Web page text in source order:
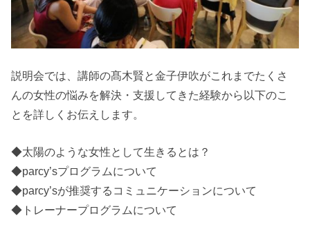
説明会では、講師の髙木賢と金子伊吹がこれまでたくさ
んの女性の悩みを解決・支援してきた経験から以下のこ
とを詳しくお伝えします。
◆太陽のような女性として生きるとは？
◆parcy’sプログラムについて
◆parcy’sが推奨するコミュニケーションについて
◆トレーナープログラムについて